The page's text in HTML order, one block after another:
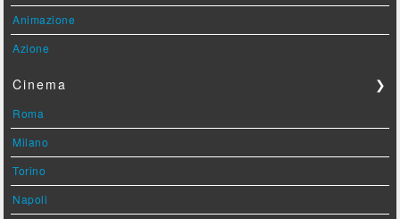
Animazione
Azione
Cinema ❯
Roma
Milano
Torino
Napoli